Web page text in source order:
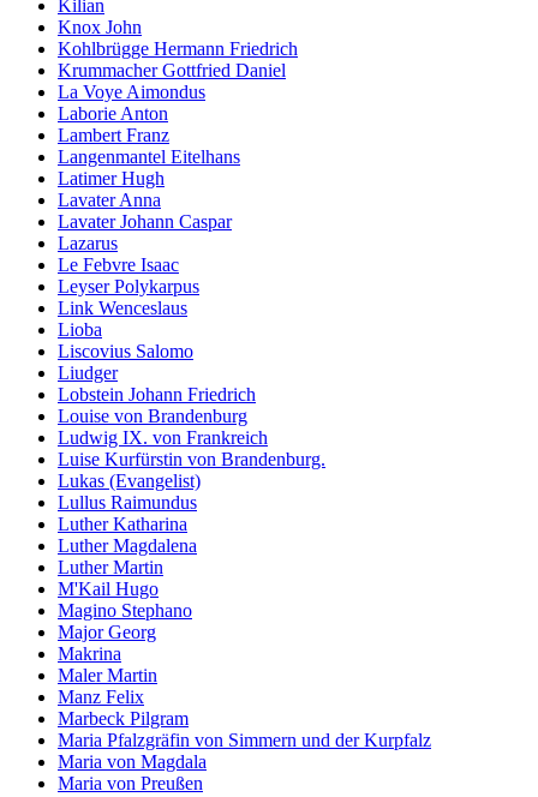
Kilian
Knox John
Kohlbrügge Hermann Friedrich
Krummacher Gottfried Daniel
La Voye Aimondus
Laborie Anton
Lambert Franz
Langenmantel Eitelhans
Latimer Hugh
Lavater Anna
Lavater Johann Caspar
Lazarus
Le Febvre Isaac
Leyser Polykarpus
Link Wenceslaus
Lioba
Liscovius Salomo
Liudger
Lobstein Johann Friedrich
Louise von Brandenburg
Ludwig IX. von Frankreich
Luise Kurfürstin von Brandenburg.
Lukas (Evangelist)
Lullus Raimundus
Luther Katharina
Luther Magdalena
Luther Martin
M'Kail Hugo
Magino Stephano
Major Georg
Makrina
Maler Martin
Manz Felix
Marbeck Pilgram
Maria Pfalzgräfin von Simmern und der Kurpfalz
Maria von Magdala
Maria von Preußen